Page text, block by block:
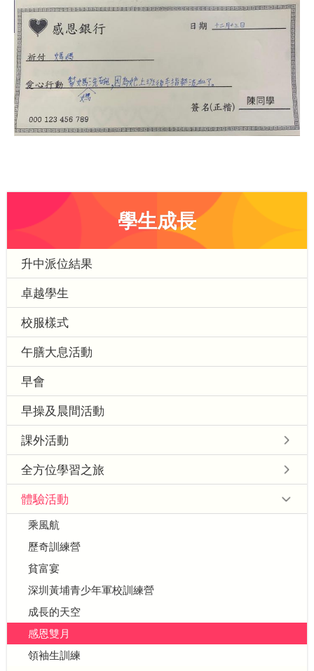
學生成長
升中派位結果
卓越學生
校服樣式
午膳大息活動
早會
早操及晨間活動
課外活動
全方位學習之旅
體驗活動
乘風航
歷奇訓練營
貧富宴
深圳黃埔青少年軍校訓練營
成長的天空
感恩雙月
領袖生訓練